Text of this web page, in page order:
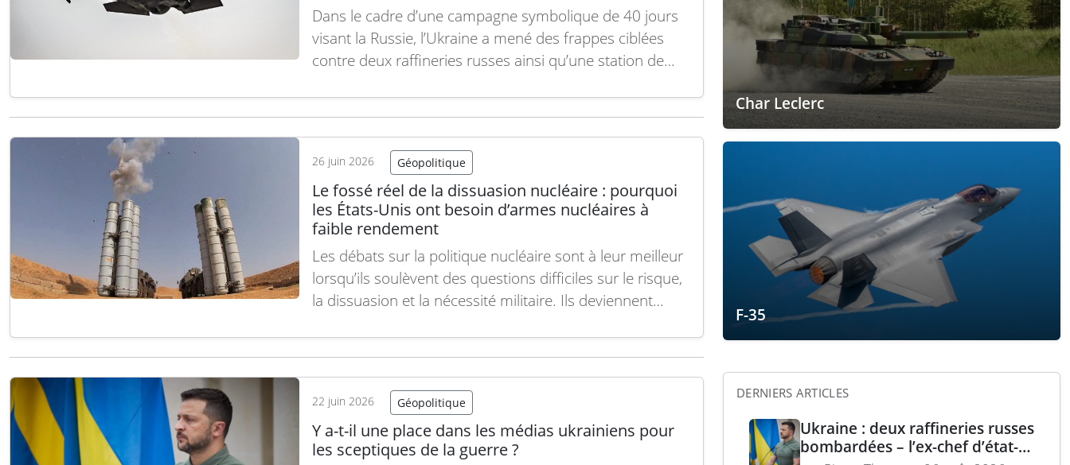
Dans le cadre d’une campagne symbolique de 40 jours
visant la Russie, l’Ukraine a mené des frappes ciblées
contre deux raffineries russes ainsi qu’une station de
seconde attaque contre cette installation ce mois-ci.
de missiles…Lire la suite
26 juin 2026 Géopolitique
Le fossé réel de la dissuasion nucléaire : pourquoi
les États-Unis ont besoin d’armes nucléaires à
faible rendement
Les débats sur la politique nucléaire sont à leur meilleur
lorsqu’ils soulèvent des questions difficiles sur le risque,
la dissuasion et la nécessité militaire. Ils deviennent
affrontement de mauvaise foi. En 2018, à l’issue d’un
Lire la suite
22 juin 2026 Géopolitique
Y a-t-il une place dans les médias ukrainiens pour
les sceptiques de la guerre ?
Char Leclerc
F-35
DERNIERS ARTICLES
Ukraine : deux raffineries russes
bombardées – l’ex-chef d’état-